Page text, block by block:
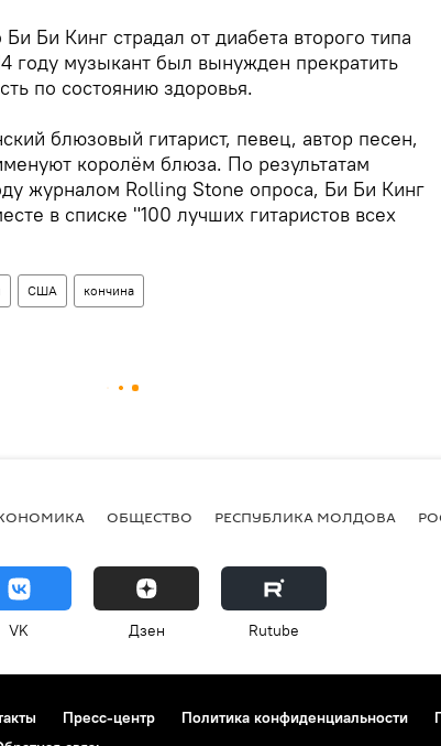
Би Кинг страдал от диабета второго типа
году музыкант был вынужден прекратить
по состоянию здоровья.
блюзовый гитарист, певец, автор песен,
королём блюза. По результатам
журналом Rolling Stone опроса, Би Би Кинг
в списке "100 лучших гитаристов всех
США кончина
ОБЩЕСТВО РЕСПУБЛИКА МОЛДОВА
VK Дзен Rutube
Пресс-центр Политика конфиденциальности